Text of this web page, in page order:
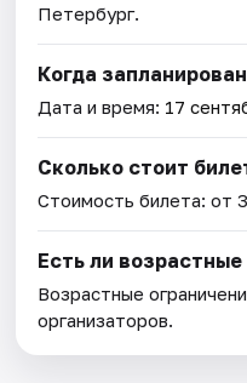
Петербург.
Когда
Дата и время: 17
Сколько стоит
Стоимость билета: от
Есть ли
Возрастные
организаторов.